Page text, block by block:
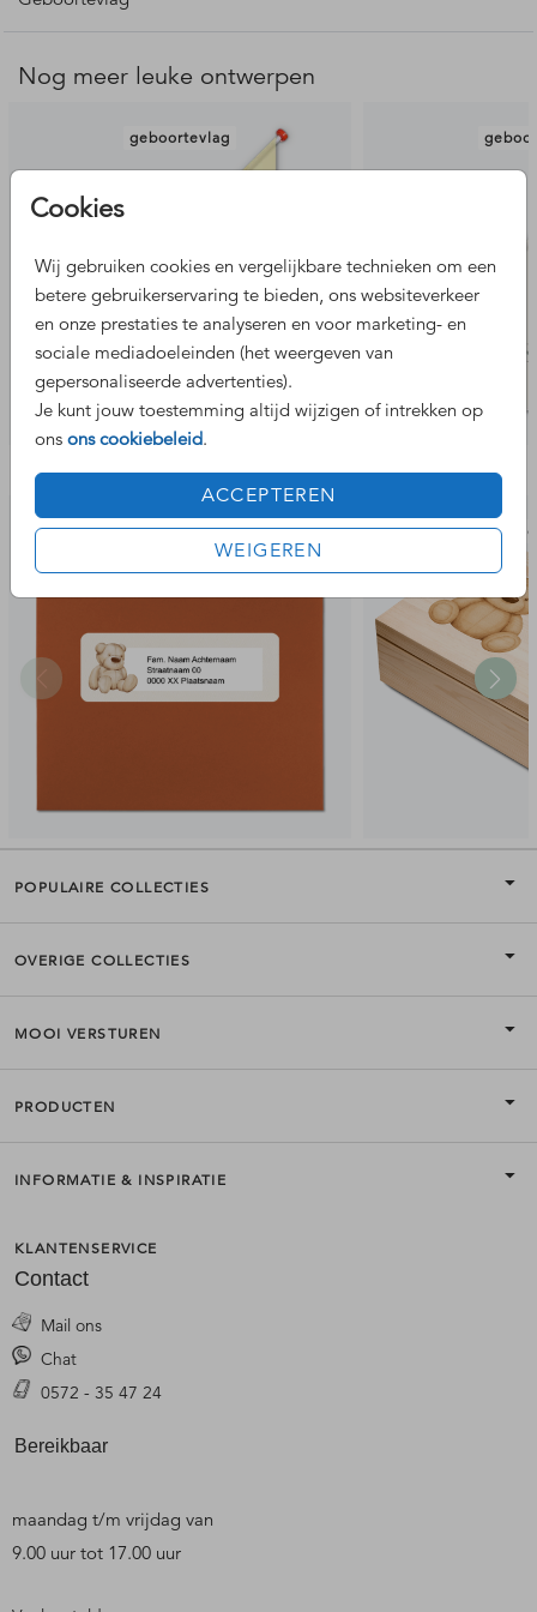
Cookies
Wij gebruiken cookies en vergelijkbare technieken om een
betere gebruikerservaring te bieden, ons websiteverkeer
en onze prestaties te analyseren en voor marketing- en
sociale mediadoeleinden (het weergeven van
gepersonaliseerde advertenties).
Je kunt jouw toestemming altijd wijzigen of intrekken op
ons ons cookiebeleid.
ACCEPTEREN
WEIGEREN
Deze geboortevlag is geïnspireerd op dit
Let op: de geboortevlag wordt los van de geboortekaartjes
geleverd en bij een andere drukkerij gedrukt. Hierdoor kan
er kleurverschil ontstaan. De levertijd is 5 - 7 werkdagen.
Nog meer leuke ontwerpen
geboortevlag
Bekijk de complete set
adresstickers
POPULAIRE COLLECTIES
OVERIGE COLLECTIES
MOOI VERSTUREN
PRODUCTEN
INFORMATIE & INSPIRATIE
KLANTENSERVICE
Contact
Mail ons
Chat
0572 - 35 47 24
Bereikbaar
maandag t/m vrijdag van
9.00 uur tot 17.00 uur